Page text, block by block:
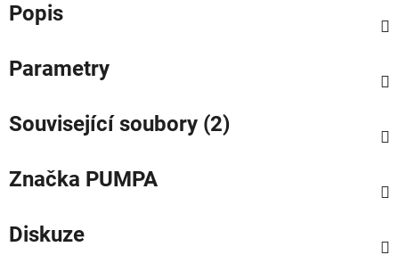
Popis
Parametry
Související soubory (2)
Značka PUMPA
Diskuze